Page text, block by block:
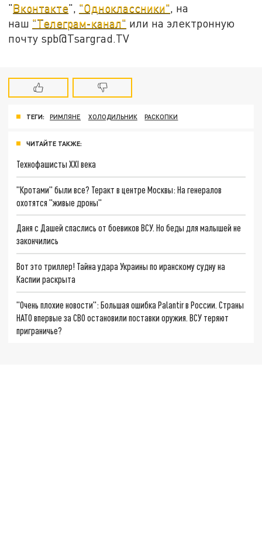
"Вконтакте", "Одноклассники" , на
наш "Телеграм-канал" или на электронную
почту spb@Tsargrad.TV
ТЕГИ: РИМЛЯНЕ ХОЛОДИЛЬНИК РАСКОПКИ
ЧИТАЙТЕ ТАКЖЕ:
Технофашисты XXI века
"Кротами" были все? Теракт в центре Москвы: На генералов
охотятся "живые дроны"
Даня с Дашей спаслись от боевиков ВСУ. Но беды для малышей не
закончились
Вот это триллер! Тайна удара Украины по иранскому судну на
Каспии раскрыта
"Очень плохие новости": Большая ошибка Palantir в России. Страны
НАТО впервые за СВО остановили поставки оружия. ВСУ теряют
приграничье?